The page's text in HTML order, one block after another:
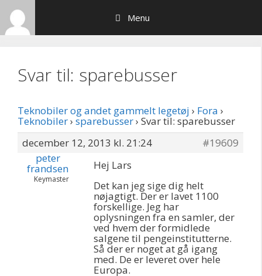
Hop
indhold
Menu
Svar til: sparebusser
Teknobiler og andet gammelt legetøj › Fora ›
Teknobiler› sparebusser› Svar til: sparebusser
december 12, 2013 kl. 21:24
#19609
peter
frandsen
Keymaster
Hej Lars
Det kan jeg sige dig helt
nøjagtigt. Der er lavet 1100
forskellige. Jeg har
oplysningen fra en samler, der
ved hvem der formidlede
salgene til pengeinstitutterne.
Så der er noget at gå igang
med. De er leveret over hele
Europa.